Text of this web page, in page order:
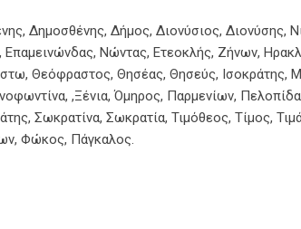
Δημοσθένης, Δήμος, Διονύσιος, Διονύσης,
Επαμεινώνδας, Νώντας, Ετεοκλής, Ζήνων,
Θεόφραστος, Θησέας, Θησεύς, Ισοκράτης,
,Ξένια, Όμηρος, Παρμενίων,
Σωκρατίνα, Σωκρατία, Τιμόθεος, Τίμος,
Φώκος, Πάγκαλος.